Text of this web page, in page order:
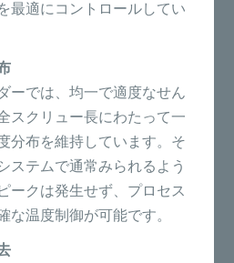
最適にコントロールしてい
ーでは、均一で適度なせん
スクリュー長にわたって一
分布を維持しています。そ
ステムで通常みられるよう
ークは発生せず、プロセス
な温度制御が可能です。